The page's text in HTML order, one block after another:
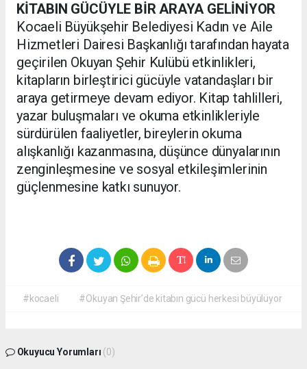
KİTABIN GÜCÜYLE BİR ARAYA GELİNİYOR
Kocaeli Büyükşehir Belediyesi Kadın ve Aile
Hizmetleri Dairesi Başkanlığı tarafından hayata
geçirilen Okuyan Şehir Kulübü etkinlikleri,
kitapların birleştirici gücüyle vatandaşları bir
araya getirmeye devam ediyor. Kitap tahlilleri,
yazar buluşmaları ve okuma etkinlikleriyle
sürdürülen faaliyetler, bireylerin okuma
alışkanlığı kazanmasına, düşünce dünyalarının
zenginleşmesine ve sosyal etkileşimlerinin
güçlenmesine katkı sunuyor.
#kocaeli #Okuyan Şehir’de kitabın gücü herkesi büyülüyor
Okuyucu Yorumları (0)